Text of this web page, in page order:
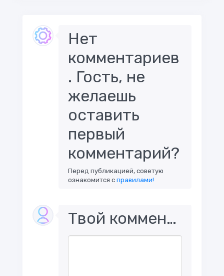
Нет
комментариев
. Гость, не
желаешь
оставить
первый
комментарий?
Перед публикацией, советую
ознакомится справилами!
Твой комментарий..